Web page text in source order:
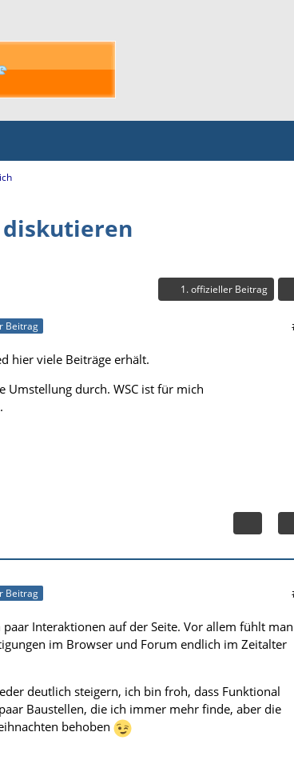
1. offizieller Beitrag
Beitrag
hier viele Beiträge erhält.
Umstellung durch. WSC ist für mich
Beitrag
paar Interaktionen auf der Seite. Vor allem fühlt man
im Browser und Forum endlich im Zeitalter
deutlich steigern, ich bin froh, dass Funktional
Baustellen, die ich immer mehr finde, aber die
behoben